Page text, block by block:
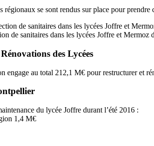
régionaux se sont rendus sur place pour
de sanitaires dans les lycées Joffre et Mermoz
des Lycées
engage au total 212,1 M€ pour restructurer et
du lycée Joffre durant l’été 2016 :
1,4 M€